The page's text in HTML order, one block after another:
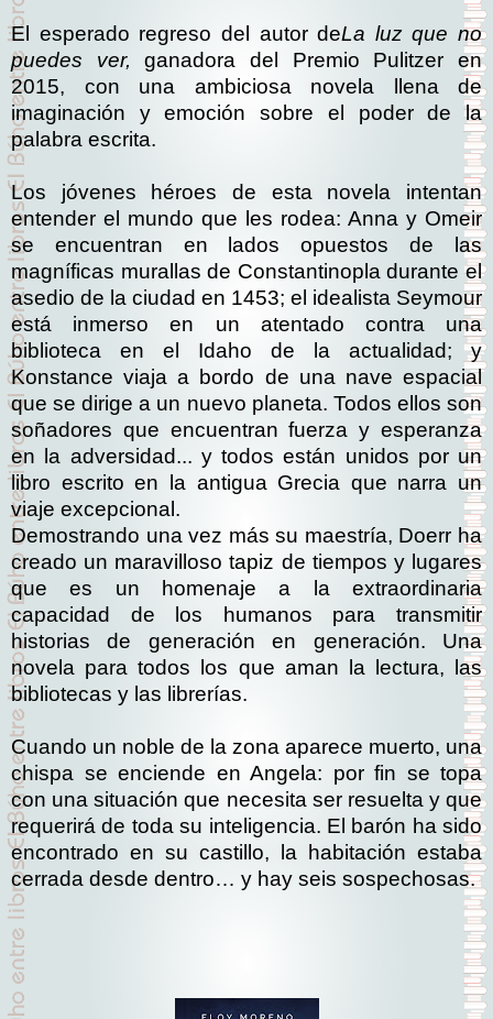
El esperado regreso del autor deLa luz que no
puedes ver, ganadora del Premio Pulitzer en
2015, con una ambiciosa novela llena de
imaginación y emoción sobre el poder de la
palabra escrita.
Los jóvenes héroes de esta novela intentan
entender el mundo que les rodea: Anna y Omeir
se encuentran en lados opuestos de las
magníficas murallas de Constantinopla durante el
asedio de la ciudad en 1453; el idealista Seymour
está inmerso en un atentado contra una
biblioteca en el Idaho de la actualidad; y
Konstance viaja a bordo de una nave espacial
que se dirige a un nuevo planeta. Todos ellos son
soñadores que encuentran fuerza y esperanza
en la adversidad... y todos están unidos por un
libro escrito en la antigua Grecia que narra un
viaje excepcional.
Demostrando una vez más su maestría, Doerr ha
creado un maravilloso tapiz de tiempos y lugares
que es un homenaje a la extraordinaria
capacidad de los humanos para transmitir
historias de generación en generación. Una
novela para todos los que aman la lectura, las
bibliotecas y las librerías.
Cuando un noble de la zona aparece muerto, una
chispa se enciende en Angela: por fin se topa
con una situación que necesita ser resuelta y que
requerirá de toda su inteligencia. El barón ha sido
encontrado en su castillo, la habitación estaba
cerrada desde dentro… y hay seis sospechosas.